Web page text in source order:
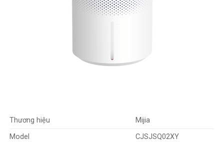
trường dưỡng ẩm tối ưu. Đặc biệt, với khả năng này, máy
không chỉ giúp da của bạn trở nên mềm mịn hơn mà còn bảo
Thương hiệu
Mijia
Model
CJSJSQ02XY